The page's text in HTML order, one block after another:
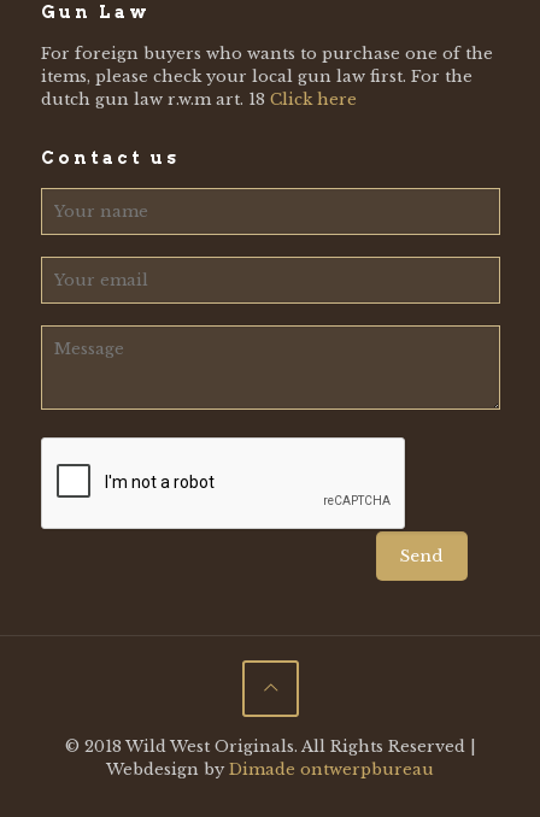
Gun Law
For foreign buyers who wants to purchase one of the
items, please check your local gun law first. For the
dutch gun law r.w.m art. 18 Click here
Contact us
© 2018 Wild West Originals. All Rights Reserved |
Webdesign by Dimade ontwerpbureau